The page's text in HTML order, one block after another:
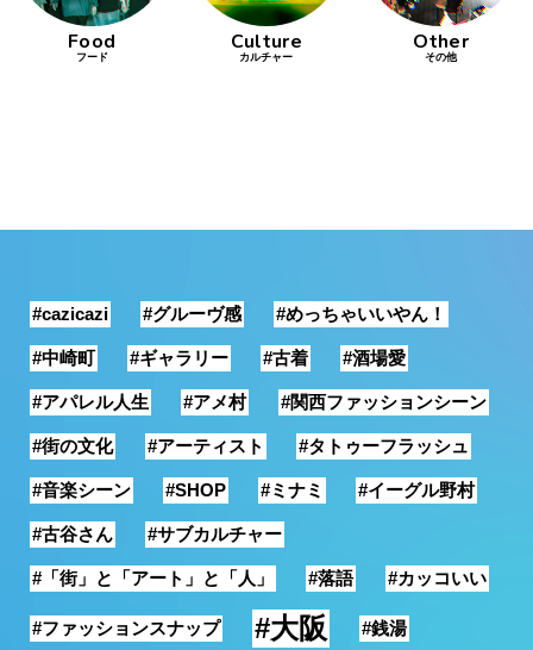
バファ
ズのキ
ャップ
銭湯
Food
フード
Culture
カルチャー
Other
その他
#cazicazi #グルーヴ感 #めっちゃいいやん！
#中崎町 #ギャラリー #古着 #酒場愛
#アパレル人生 #アメ村 #関西ファッションシーン
#街の文化 #アーティスト #タトゥーフラッシュ
#音楽シーン #SHOP #ミナミ #イーグル野村
#古谷さん #サブカルチャー
#「街」と「アート」と「人」 #落語 #カッコいい
#ファッションスナップ #大阪 #銭湯